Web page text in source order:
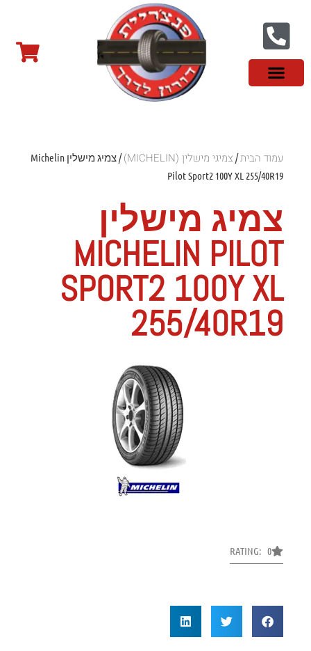
עמוד הבית/צמיגי מישלין (MICHELIN)
/ צמיג מישלין Michelin
Pilot Sport2 100Y XL 255/40R19
צמיג מישלין
MICHELIN PILOT
SPORT2 100Y XL
255/40R19
RATING: 0